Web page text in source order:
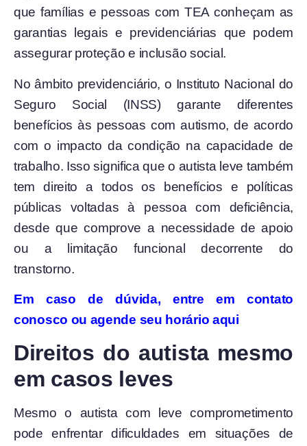
que famílias e pessoas com TEA conheçam as
garantias legais e previdenciárias que podem
assegurar proteção e inclusão social.
No âmbito previdenciário, o Instituto Nacional do
Seguro Social (INSS) garante diferentes
benefícios às pessoas com autismo, de acordo
com o impacto da condição na capacidade de
trabalho. Isso significa que o autista leve também
tem direito a todos os benefícios e políticas
públicas voltadas à pessoa com deficiência,
desde que comprove a necessidade de apoio
ou a limitação funcional decorrente do
transtorno.
Em caso de dúvida, entre em contato
conosco ou agende seu horário aqui
Direitos do autista mesmo
em casos leves
Mesmo o autista com leve comprometimento
pode enfrentar dificuldades em situações de